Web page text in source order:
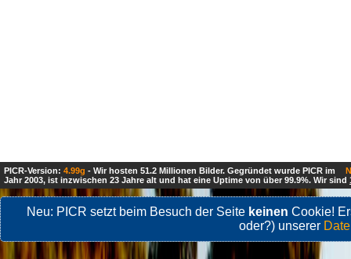
PICR-Version: 4.99g - Wir hosten 51.2 Millionen Bilder. Gegründet wurde PICR im
Jahr 2003, ist inzwischen 23 Jahre alt und hat eine Uptime von über 99.9%. Wir sind
Neu: PICR setzt beim Besuch der Seite keinen Cookie!
oder?) unserer